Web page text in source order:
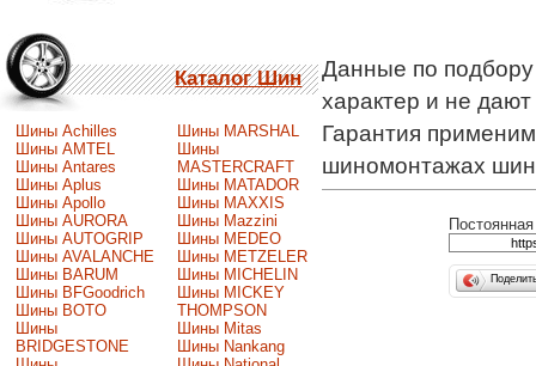
Каталог Шин
Шины Achilles
Шины AMTEL
Шины Antares
Шины Aplus
Шины Apollo
Шины AURORA
Шины AUTOGRIP
Шины AVALANCHE
Шины BARUM
Шины BFGoodrich
Шины BOTO
Шины
BRIDGESTONE
Шины MARSHAL
Шины
MASTERCRAFT
Шины MATADOR
Шины MAXXIS
Шины Mazzini
Шины MEDEO
Шины METZELER
Шины MICHELIN
Шины MICKEY
THOMPSON
Шины Mitas
Шины Nankang
Данные по
характер и не
Гарантия
шиномонтажах